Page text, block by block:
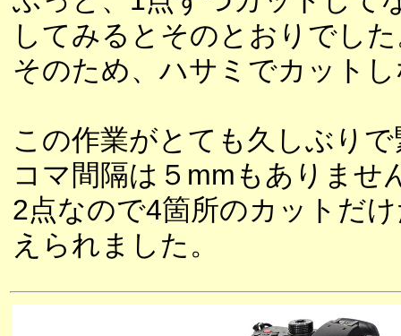
してみるとそのとおりでし
そのため、ハサミでカット
この作業がとても久しぶり
コマ間隔は５mmもありませ
2点なので4箇所のカットだ
えられました。